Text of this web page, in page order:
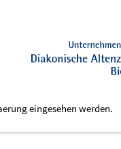
eingesehen werden.